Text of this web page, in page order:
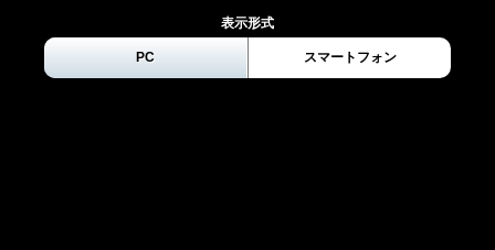
表示形式
PC スマートフォン